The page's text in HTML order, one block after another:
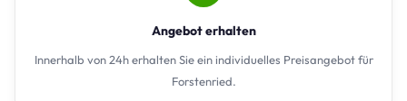
Angebot erhalten
Innerhalb von 24h erhalten Sie ein individuelles Preisangebot für
Forstenried.